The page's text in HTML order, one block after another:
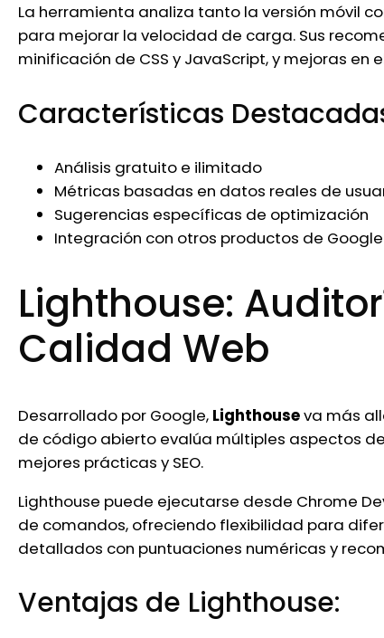
La herramienta analiza tanto la versión móvil
para mejorar la velocidad de carga. Sus
minificación de CSS y JavaScript, y mejoras
Características
Análisis gratuito e ilimitado
Métricas basadas en datos reales de
Sugerencias específicas de optimización
Integración con otros productos de Google
Lighthouse:
Calidad Web
Desarrollado por Google, Lighthouseva más
de código abierto evalúa múltiples aspectos
mejores prácticas y SEO.
Lighthouse puede ejecutarse desde Chrome
de comandos, ofreciendo flexibilidad para
detallados con puntuaciones numéricas y
Ventajas de Lighthouse: